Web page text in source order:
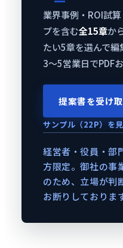
業界事例・ROI試
プを含む全15章か
たい5章を選んで編
3〜5営業日でPDF
提案書を受け
サンプル（22P）を
経営者・役員・部
方限定。御社の事
のため、立場が判
お断りしておりま